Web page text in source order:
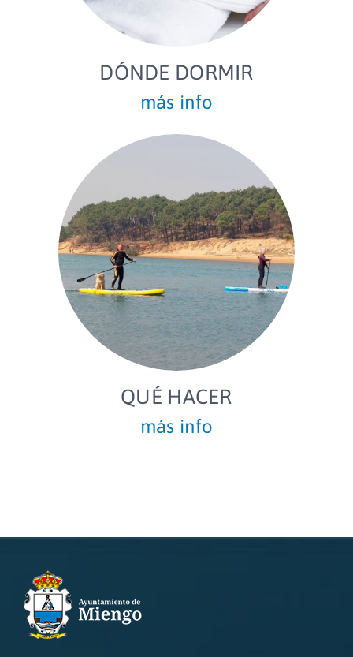
DÓNDE DORMIR
más info
QUÉ HACER
más info